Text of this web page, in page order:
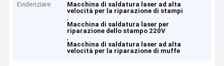
Evidenziare
Macchina di saldatura laser ad alta
velocità per la riparazione di stampi
,
Macchina di saldatura laser per
riparazione dello stampo 220V
,
Macchina di saldatura laser ad alta
velocità per la riparazione di muffe